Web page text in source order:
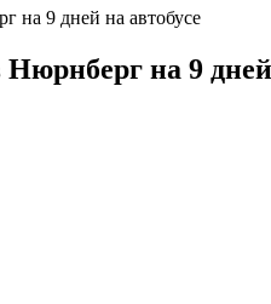
на 9 дней